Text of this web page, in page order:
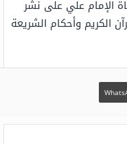
الإمام علي على نشر
الكريم وأحكام الشريعة